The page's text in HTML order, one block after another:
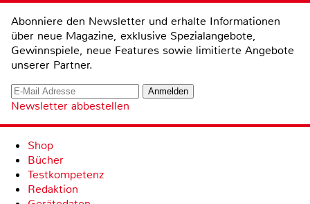
Abonniere den Newsletter und erhalte Informationen
über neue Magazine, exklusive Spezialangebote,
Gewinnspiele, neue Features sowie limitierte Angebote
unserer Partner.
Newsletter abbestellen
Shop
Bücher
Testkompetenz
Redaktion